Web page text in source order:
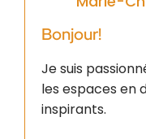
Bonjour!
Je suis
les espaces en
inspirants.